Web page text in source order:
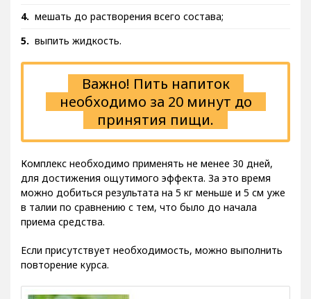
мешать до растворения всего состава;
выпить жидкость.
Важно! Пить напиток
необходимо за 20 минут до
принятия пищи.
Комплекс необходимо применять не менее 30 дней,
для достижения ощутимого эффекта. За это время
можно добиться результата на 5 кг меньше и 5 см уже
в талии по сравнению с тем, что было до начала
приема средства.
Если присутствует необходимость, можно выполнить
повторение курса.